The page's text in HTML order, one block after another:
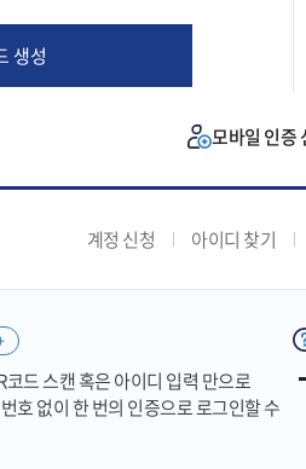
생성
모바일 인증
계정 신청 아이디 찾기
드 스캔 혹은 아이디 입력 만으로
호 없이 한 번의 인증으로 로그인할 수